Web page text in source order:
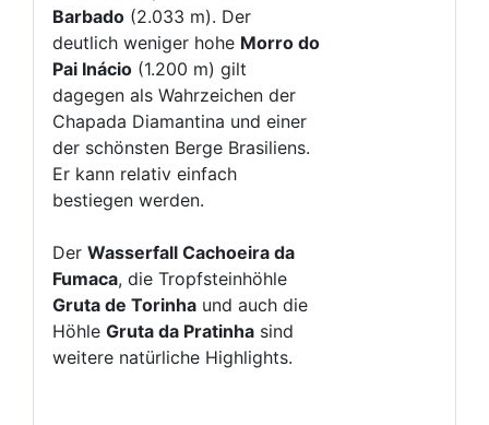
Barbado (2.033 m). Der
deutlich weniger hohe Morro do
Pai Inácio (1.200 m) gilt
dagegen als Wahrzeichen der
Chapada Diamantina und einer
der schönsten Berge Brasiliens.
Er kann relativ einfach
bestiegen werden.
Der Wasserfall Cachoeira da
Fumaca, die Tropfsteinhöhle
Gruta de Torinha und auch die
Höhle Gruta da Pratinha sind
weitere natürliche Highlights.